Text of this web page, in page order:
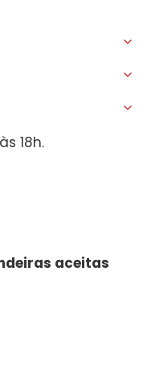
18h.
aceitas